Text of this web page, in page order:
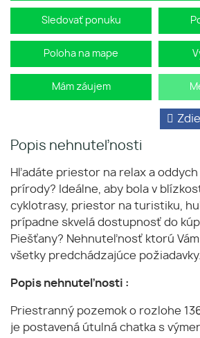
Sledovať ponuku
Poloha na mape
Mám záujem
Popis nehnuteľnosti
Hľadáte priestor na relax a oddych
prírody? Ideálne, aby bola v
cyklotrasy, priestor na turistiku,
prípadne skvelá dostupnosť do
Piešťany? Nehnuteľnosť ktorú
všetky predchádzajúce požiadavky.
Popis nehnuteľnosti :
Priestranný pozemok o rozlohe
je postavená útulná chatka s